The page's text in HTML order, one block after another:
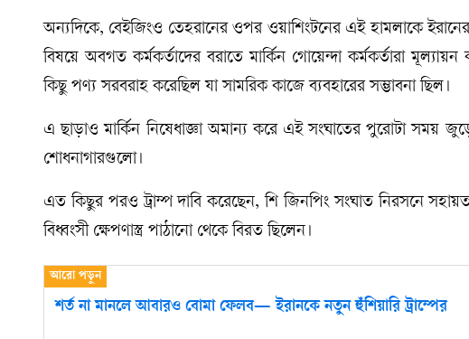
অন্যদিকে, বেইজিংও তেহরানের ওপর ওয়াশিংটনের এই হামলাকে
বিষয়ে অবগত কর্মকর্তাদের বরাতে মার্কিন গোয়েন্দা কর্মকর্তারা
কিছু পণ্য সরবরাহ করেছিল যা সামরিক কাজে ব্যবহারের সম্ভাবনা ছিল।
এ ছাড়াও মার্কিন নিষেধাজ্ঞা অমান্য করে এই সংঘাতের পুরোটা সময়
শোধনাগারগুলো।
এত কিছুর পরও ট্রাম্প দাবি করেছেন, শি জিনপিং সংঘাত নিরসনে
বিধ্বংসী ক্ষেপণাস্ত্র পাঠানো থেকে বিরত ছিলেন।
শর্ত না মানলে আবারও বোমা ফেলব— ইরানকে নতুন হুঁশিয়ারি ট্রাম্পের